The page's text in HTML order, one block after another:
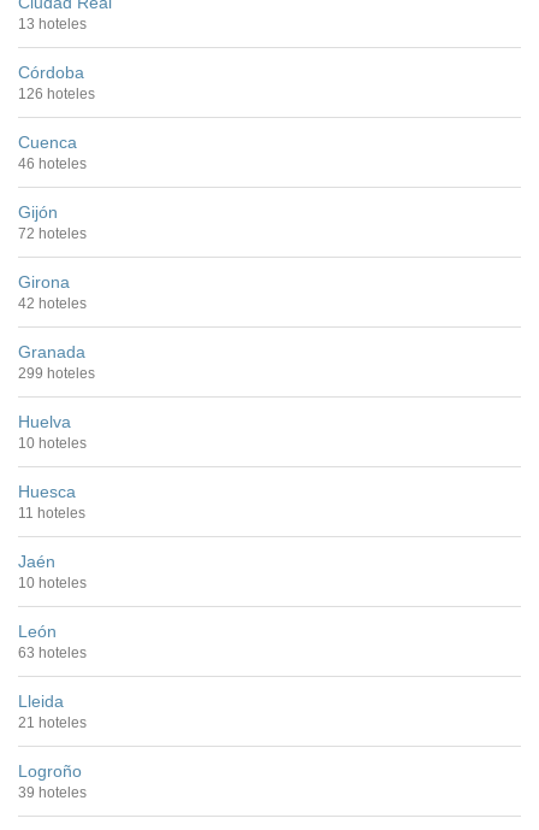
13 hoteles
Córdoba
126 hoteles
Cuenca
46 hoteles
Gijón
72 hoteles
Girona
42 hoteles
Granada
299 hoteles
Huelva
10 hoteles
Huesca
11 hoteles
Jaén
10 hoteles
León
63 hoteles
Lleida
21 hoteles
Logroño
39 hoteles